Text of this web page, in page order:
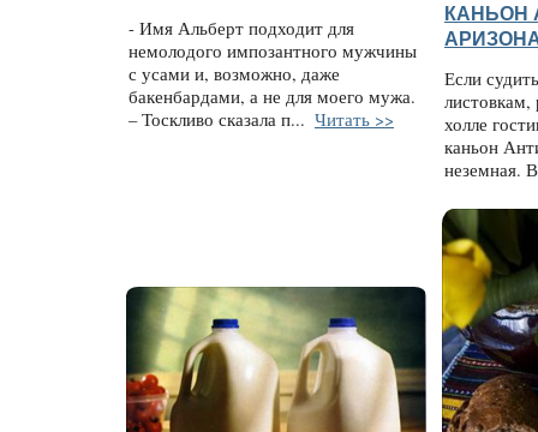
- Имя Альберт подходит для
немолодого импозантного мужчины
с усами и, возможно, даже
бакенбардами, а не для моего мужа.
– Тоскливо сказала п... Читать >>
КАНЬОН
Если
холле
каньон
неземная.